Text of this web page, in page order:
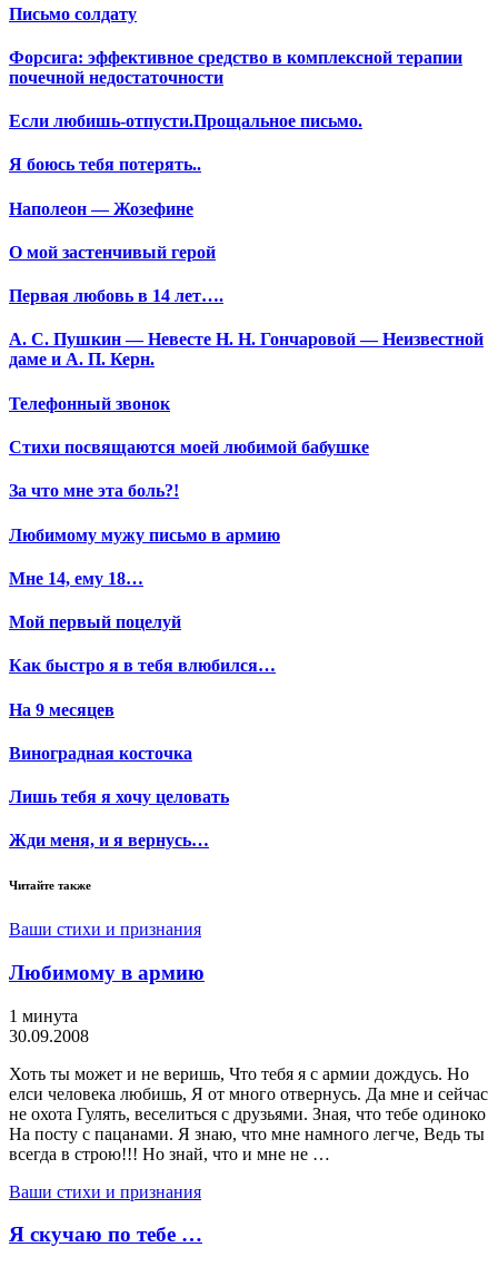
Письмо солдату
Форсига: эффективное средство в комплексной терапии
почечной недостаточности
Если любишь-отпусти.Прощальное письмо.
Я боюсь тебя потерять..
Наполеон — Жозефине
О мой застенчивый герой
Первая любовь в 14 лет….
А. С. Пушкин — Невесте Н. Н. Гончаровой — Неизвестной
даме и А. П. Керн.
Телефонный звонок
Стихи посвящаются моей любимой бабушке
За что мне эта боль?!
Любимому мужу письмо в армию
Мне 14, ему 18…
Мой первый поцелуй
Как быстро я в тебя влюбился…
На 9 месяцев
Виноградная косточка
Лишь тебя я хочу целовать
Жди меня, и я вернусь…
Читайте также
Ваши стихи и признания
Любимому в армию
1 минута
30.09.2008
Хоть ты может и не веришь, Что тебя я с армии дождусь. Но
елси человека любишь, Я от много отвернусь. Да мне и сейчас
не охота Гулять, веселиться с друзьями. Зная, что тебе одиноко
На посту с пацанами. Я знаю, что мне намного легче, Ведь ты
всегда в строю!!! Но знай, что и мне не …
Ваши стихи и признания
Я скучаю по тебе …